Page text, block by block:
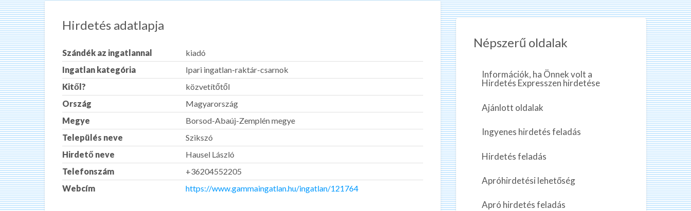
Hirdetés adatlapja
Szándék az ingatlannal
kiadó
Ingatlan kategória
Ipari ingatlan-raktár-csarnok
Kitől?
közvetítőtől
Ország
Magyarország
Megye
Borsod-Abaúj-Zemplén megye
Település neve
Szikszó
Hirdető neve
Hausel László
Telefonszám
+36204552205
Webcím
https://www.gammaingatlan.hu/ingatlan/121764
Népszerű oldalak
Információk, ha Önnek volt a
Hirdetés Expresszen hirdetése
Ajánlott oldalak
Ingyenes hirdetés feladás
Hirdetés feladás
Apróhirdetési lehetőség
Apró hirdetés feladás